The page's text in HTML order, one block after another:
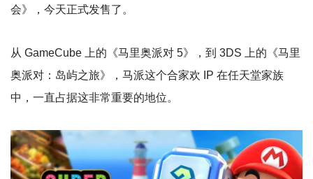
会》，今天正式发售了。
从 GameCube 上的《马里奥派对 5》，到 3DS 上的《马里
奥派对：岛屿之旅》，马派这个合家欢 IP 在任天堂家族
中，一直占据这非常重要的地位。